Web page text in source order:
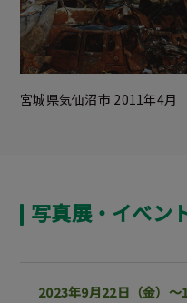
宮城県気仙沼市 2011年4
写真展・イベン
2023年9月22日（金）～